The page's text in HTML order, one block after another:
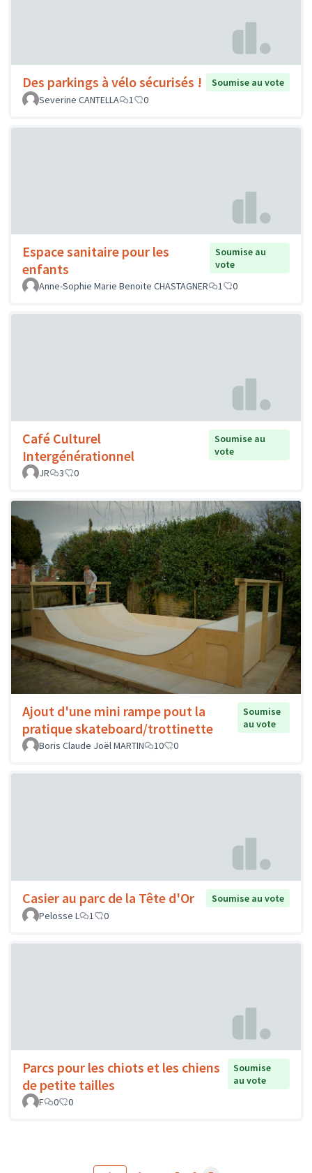
Des parkings à vélo sécurisés !
Soumise au vote
Severine CANTELLA
1 0
Espace sanitaire pour les
enfants
Soumise au
vote
Anne-Sophie Marie Benoite CHASTAGNER
1 0
Café Culturel
Intergénérationnel
Soumise au
vote
JR
3 0
Ajout d'une mini rampe pout la
pratique skateboard/trottinette
Soumise
au vote
Boris Claude Joël MARTIN
10 0
Casier au parc de la Tête d'Or
Soumise au vote
Pelosse L
1 0
Parcs pour les chiots et les chiens
de petite tailles
Soumise
au vote
F
0 0